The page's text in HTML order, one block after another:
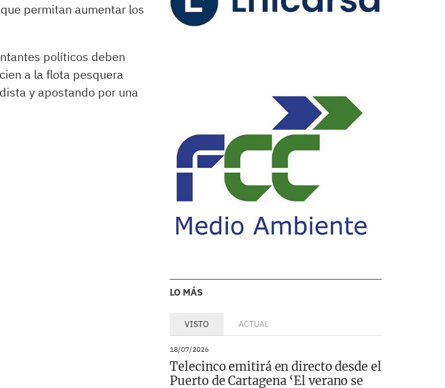
permitan aumentar los
políticos deben
a la flota pesquera
y apostando por una
LO MÁS
VISTO ACTUAL
18/07/2026
Telecinco emitirá en directo desde el
Puerto de Cartagena ‘El verano se